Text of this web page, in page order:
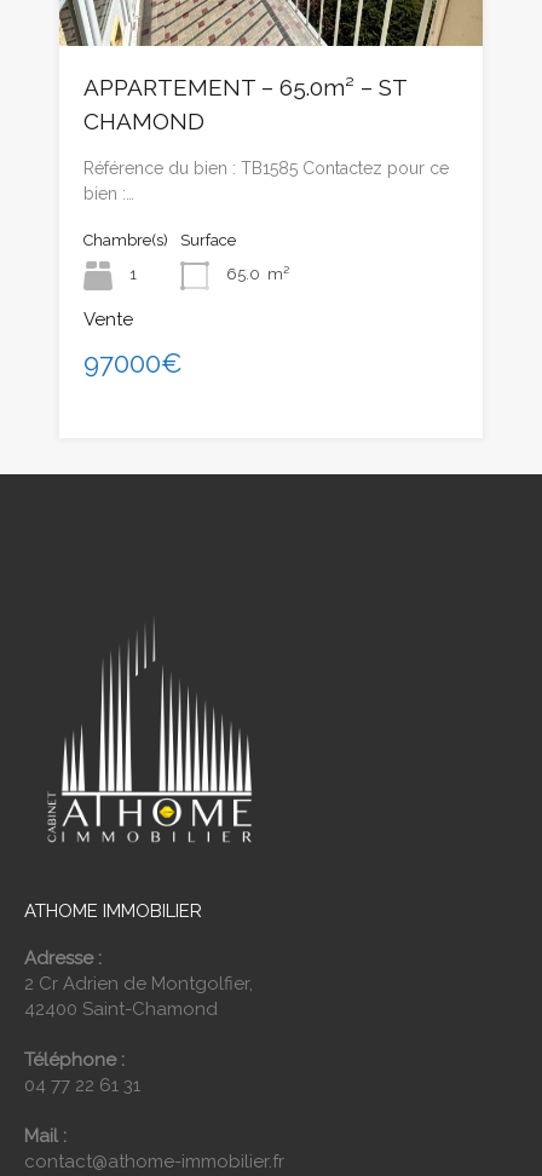
APPARTEMENT – 65.0m² – ST
CHAMOND
Référence du bien : TB1585 Contactez pour ce
bien :…
Chambre(s)
1
Surface
65.0 m²
Vente
97000€
ATHOME IMMOBILIER
Adresse :
2 Cr Adrien de Montgolfier,
42400 Saint-Chamond
Téléphone :
04 77 22 61 31
Mail :
contact@athome-immobilier.fr